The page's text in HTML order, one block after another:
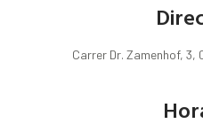
Carrer Dr. Zamenhof, 3,